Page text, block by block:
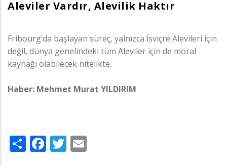
Aleviler Vardır, Alevilik Haktır
Fribourg’da başlayan süreç, yalnızca İsviçre Alevileri için
değil, dünya genelindeki tüm Aleviler için de moral
kaynağı olabilecek nitelikte.
Haber: Mehmet Murat YILDIRIM
ShareFacebook
Twitter